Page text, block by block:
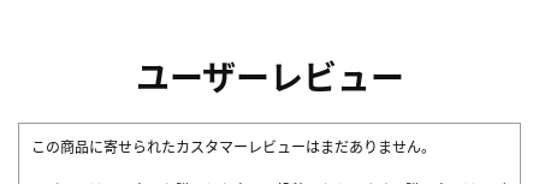
ユーザーレビュー
この商品に寄せられたカスタマーレビューはまだありません。